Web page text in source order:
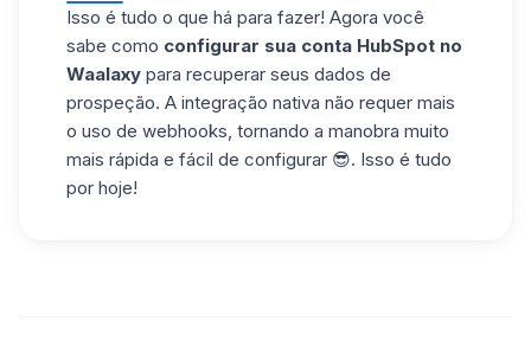
Waalaxy:
Etiquetas do potencial cliente no
Waalaxy,
Lista de potenciais clientes (Waalaxy) em
que o potencial cliente está incluído.
maneiras deimportar leadspara Waalaxy.
Isso é tudo o que há para fazer! Agora você
sabe como configurar sua conta HubSpot no
Waalaxy para recuperar seus dados de
prospeção. A integração nativa não requer mais
o uso de webhooks, tornando a manobra muito
mais rápida e fácil de configurar 😎. Isso é tudo
por hoje!